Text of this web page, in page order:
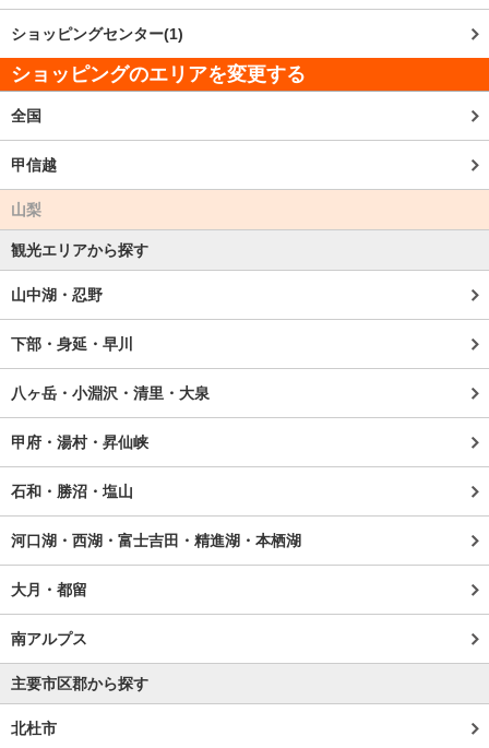
ショッピングセンター(1)
ショッピングのエリアを変更する
全国
甲信越
山梨
観光エリアから探す
山中湖・忍野
下部・身延・早川
八ヶ岳・小淵沢・清里・大泉
甲府・湯村・昇仙峡
石和・勝沼・塩山
河口湖・西湖・富士吉田・精進湖・本栖湖
大月・都留
南アルプス
主要市区郡から探す
北杜市